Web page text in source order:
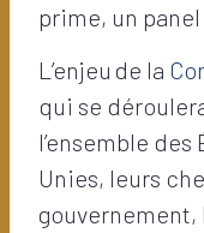
prime, un
L’enjeu de la
qui se
l’ensemble
Unies, leurs
gouvernement,